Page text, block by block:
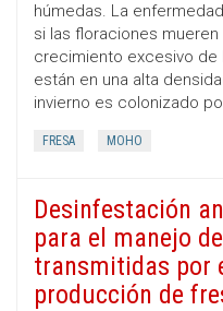
húmedas. La
si las floraciones
crecimiento excesivo de
están en una alta
invierno es colonizado
FRESA MOHO
Desinfestación
para el manejo
transmitidas por
producción de